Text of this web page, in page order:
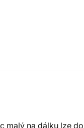
malý na dálku lze